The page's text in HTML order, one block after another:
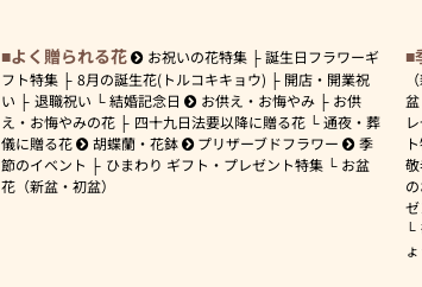
よく贈られる花 お祝いの花特集
誕生日フラワーギ
フト特集
8月の誕生花(トルコキキョウ)
開店・開業祝
い
退職祝い 結婚記念日 お供え・お悔やみ
お供
え・お悔やみの花
四十九日法要以降に贈る花
通夜・葬
儀に贈る花
胡蝶蘭・花鉢 プリザーブドフラワー
季
節のイベント
ひまわり ギフト・プレゼント特集
お盆
花（新盆・初盆）